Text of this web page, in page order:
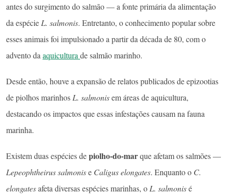
antes do surgimento do salmão — a fonte primária da alimentação
da espécie L. salmonis. Entretanto, o conhecimento popular sobre
esses animais foi impulsionado a partir da década de 80, com o
advento da aquicultura de salmão marinho.
Desde então, houve a expansão de relatos publicados de epizootias
de piolhos marinhos L. salmonisem áreas de aquicultura,
destacando os impactos que essas infestações causam na fauna
marinha.
Existem duas espécies depiolho-do-marque afetam os salmões —
Lepeophtheirus salmonise Caligus elongates. Enquanto o C.
elongatesafeta diversas espécies marinhas, o L. salmonisé